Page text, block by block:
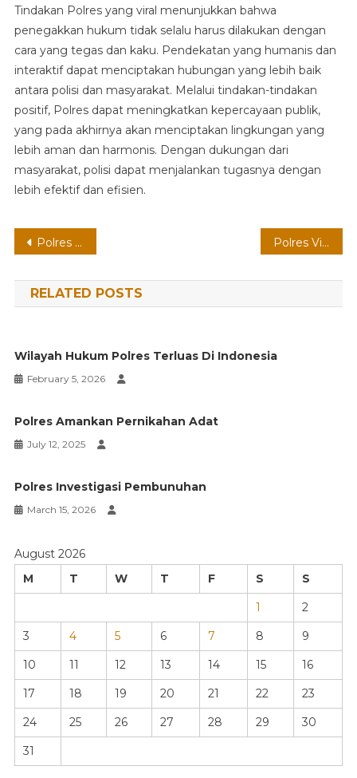
Tindakan Polres yang viral menunjukkan bahwa
penegakkan hukum tidak selalu harus dilakukan dengan
cara yang tegas dan kaku. Pendekatan yang humanis dan
interaktif dapat menciptakan hubungan yang lebih baik
antara polisi dan masyarakat. Melalui tindakan-tindakan
positif, Polres dapat meningkatkan kepercayaan publik,
yang pada akhirnya akan menciptakan lingkungan yang
lebih aman dan harmonis. Dengan dukungan dari
masyarakat, polisi dapat menjalankan tugasnya dengan
lebih efektif dan efisien.
Post
navigation
Polres Hadapi Demo Mahasiswa Polres Viral Di Media Sosial
RELATED POSTS
Wilayah Hukum Polres Terluas Di Indonesia
February 5, 2026
Polres Amankan Pernikahan Adat
July 12, 2025
Polres Investigasi Pembunuhan
March 15, 2026
August 2026
M
T W T F S
S
1
2
3
4 5 6 7 8
9
10
11 12 13 14 15
16
17
18 19 20 21 22
23
24
25 26 27 28 29
30
31